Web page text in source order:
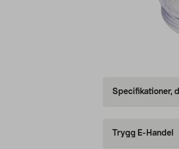
Specifikationer,
Trygg E-Handel